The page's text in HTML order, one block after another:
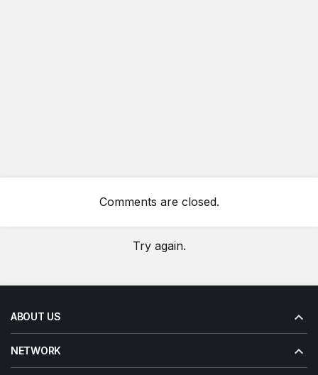
Comments are closed.
Try again.
ABOUT US
NETWORK